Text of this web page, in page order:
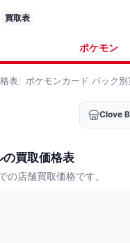
買取表
ポケモン
表 ポケモンカード パック
Clove
買取価格表
の店舗買取価格です。